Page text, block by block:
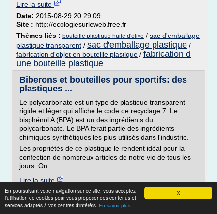
X
En poursuivant votre navigation sur ce site, vous acceptez
l'utilisation de cookies pour vous proposer des contenus et
services adaptés à vos centres d'intérêts. En savoir plus
Lire la suite
Date: 2015-08-29 20:29:09
Site : http://ecologiesurleweb.free.fr
Thèmes liés : bouteille plastique huile d'olive / sac d'emballage
plastique transparent / sac d'emballage plastique /
fabrication d'objet en bouteille plastique / fabrication d
une bouteille plastique
Biberons et bouteilles pour sportifs: des
plastiques ...
Le polycarbonate est un type de plastique transparent,
rigide et léger qui affiche le code de recyclage 7. Le
bisphénol A (BPA) est un des ingrédients du
polycarbonate. Le BPA ferait partie des ingrédients
chimiques synthétiques les plus utilisés dans l'industrie.
Les propriétés de ce plastique le rendent idéal pour la
confection de nombreux articles de notre vie de tous les
jours. On...
Lire la suite
Site :http://extenso.org